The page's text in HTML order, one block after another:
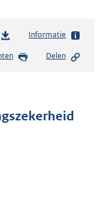
Informatie
Delen